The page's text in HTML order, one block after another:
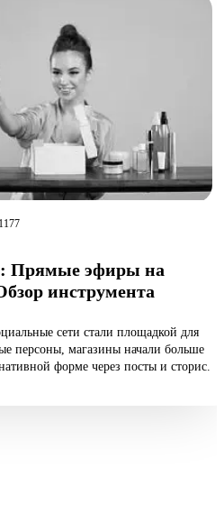
1177
эфиры на
инструмента
сети стали площадкой для
персоны, магазины начали больше
форме через посты и сторис.